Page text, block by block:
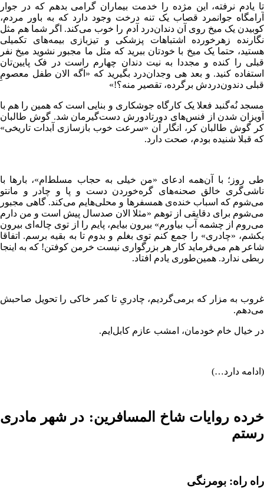
تا یادم نرفته، این مژده را خدمت بیماران گرامی بدهم که در جوار
آرامگاه جوانمرد قصاب یک تنه درخت وجود دارد که به باور مردم،
کوبیدن یک میخ روی آن دندان‌درد آدم را خوب می‌کند. اگر شما هم مثل
نگارنده زهرخورده اشتباهات پزشکی و تیزبازی بیمه‌های تکمیلی
هستید، حتما یک میخ با خودتان ببرید که مثل ما مجبور نشوید میخ نفر
قبلی را کنده و مجددا به نیت دندان چهارم راست در فک پایین‌تان
استفاده کنید. و بعد هی وجدان‌درد بگیرید که «اگه الان طفل معصومِ
قبلی دندون‌دردش برگرده، تقصیر منه؟!»
مسجد نُه‌گنبد فعلا یک کارگاه جوشکاری و بنایی است که همین را هم با
آویزان شدن از فنس‌های دورتادورش دست‌گیرمان شد. گوش طالبان
کر گوش طالبان کر، انگار آن «سرعت خوب بازسازی آبدات تاریخی»
که قبلا شنیده‌ بودم، صحت دارد.
طی روز؛ با آن‌همه ادعای «من خیلی به حجاب مسلط‌ام»، بارها با
ناشی‌گری خالق صحنه‌های گره‌خوردن دست و پا و چادر و مانتو
می‌شوم که اسباب خنده‌ی همسفرها و محلی‌هایم می‌کند. گاهی مجبور
می‌شوم برای دقایقی از توهم «مثلا الان صدسال پیش است و من دارم
می‌روم از چشمه آب بیاورم» بیرون بیایم، پایم را از توی چاله‌ای بیرون
بکشم، «چادری» را جمع کنم توی بغلم و بدوم تا به بقیه برسم. اتفاقا
شاعر هم می‌فرماید کار هر بزرگواری نیست خرمن کوفتن! که به اینجا
ربطی ندارد. همین‌طوری یادم افتاد.
غروب به مزار که برمی‌گردیم، چادریِ تا کمر خاکی را تحویل صاحبش
می‌دهم.
در خیال خام خودمان، امشب عازم کابل‌ایم.
(ادامه دارد…)
خرده روایات شاخ المسافرین: در شهر مادری
رستم
راه راه: بومرنگی